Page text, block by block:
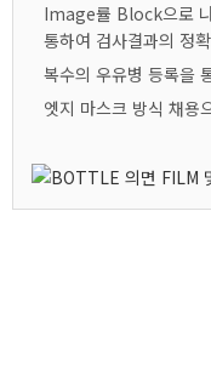
Image률 Block으로
통하여 검사결과의 정
복수의 우유병 등록을
엣지 마스크 방식 채용